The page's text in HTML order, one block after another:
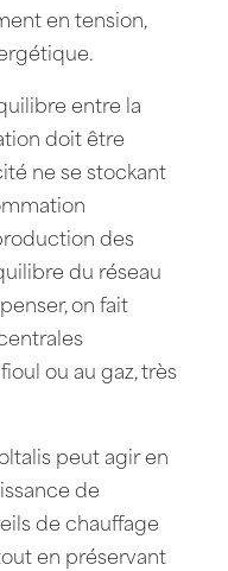
en tension,
entre la
doit être
ne se stockant
des
du réseau
on fait
ou au gaz, très
peut agir en
de
de chauffage
en préservant